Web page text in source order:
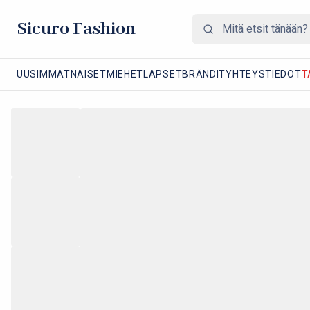
Sicuro Fashion
UUSIMMATNAISETMIEHETLAPSETBRÄNDITYHTEYSTIEDOT